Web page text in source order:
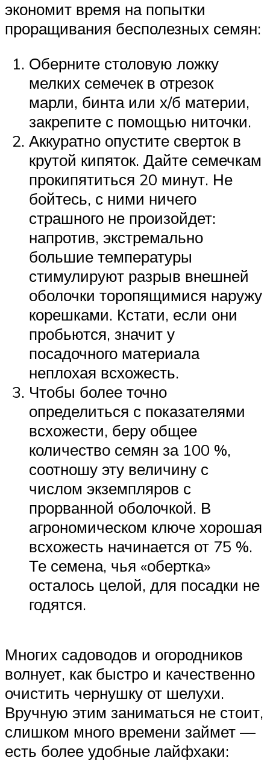
экономит время на попытки
проращивания бесполезных семян:
Оберните столовую ложку
мелких семечек в отрезок
марли, бинта или х/б материи,
закрепите с помощью ниточки.
Аккуратно опустите сверток в
крутой кипяток. Дайте семечкам
прокипятиться 20 минут. Не
бойтесь, с ними ничего
страшного не произойдет:
напротив, экстремально
большие температуры
стимулируют разрыв внешней
оболочки торопящимися наружу
корешками. Кстати, если они
пробьются, значит у
посадочного материала
неплохая всхожесть.
Чтобы более точно
определиться с показателями
всхожести, беру общее
количество семян за 100 %,
соотношу эту величину с
числом экземпляров с
прорванной оболочкой. В
агрономическом ключе хорошая
всхожесть начинается от 75 %.
Те семена, чья «обертка»
осталось целой, для посадки не
годятся.
Многих садоводов и огородников
волнует, как быстро и качественно
очистить чернушку от шелухи.
Вручную этим заниматься не стоит,
слишком много времени займет —
есть более удобные лайфхаки: